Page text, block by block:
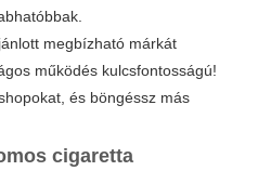
megbízható márkát
működés kulcsfontosságú!
és böngéssz más
cigaretta